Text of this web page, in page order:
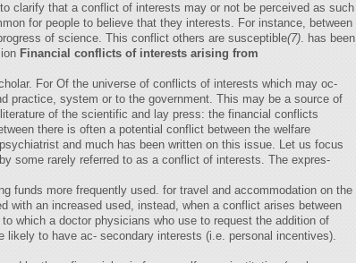
clarify that a conflict of interests may or not be perceived as such
for people to believe that they interests. For instance, between
of science. This conflict others are susceptible(7). has been
Financial conflicts of interests arising from
For Of the universe of conflicts of interests which may oc-
practice, system or to the government. This may be a source of
of the scientific and lay press: the financial conflicts
there is often a potential conflict between the welfare
and much has been written on this issue. Let us focus
some rarely referred to as a conflict of interests. The expres-
funds more frequently used. for travel and accommodation on the
an increased used, instead, when a conflict arises between
which a doctor physicians who use to request the addition of
to have ac- secondary interests (i.e. personal incentives).